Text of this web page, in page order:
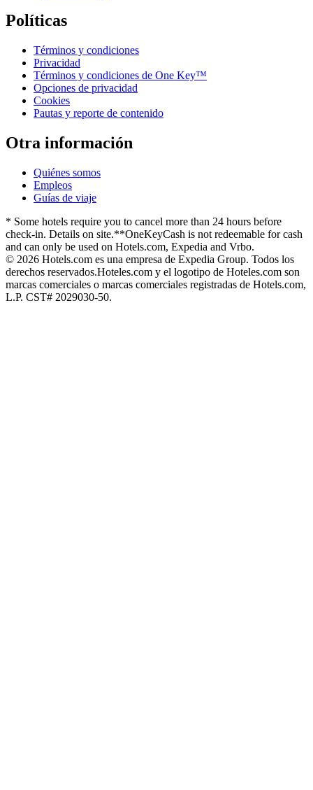
Políticas
Términos y condiciones
Privacidad
Términos y condiciones de One Key™
Opciones de privacidad
Cookies
Pautas y reporte de contenido
Otra información
Quiénes somos
Empleos
Guías de viaje
* Some hotels require you to cancel more than 24 hours before
check-in. Details on site.**OneKeyCash is not redeemable for cash
and can only be used on Hotels.com, Expedia and Vrbo.
© 2026 Hotels.com es una empresa de Expedia Group. Todos los
derechos reservados.Hoteles.com y el logotipo de Hoteles.com son
marcas comerciales o marcas comerciales registradas de Hotels.com,
L.P. CST# 2029030-50.